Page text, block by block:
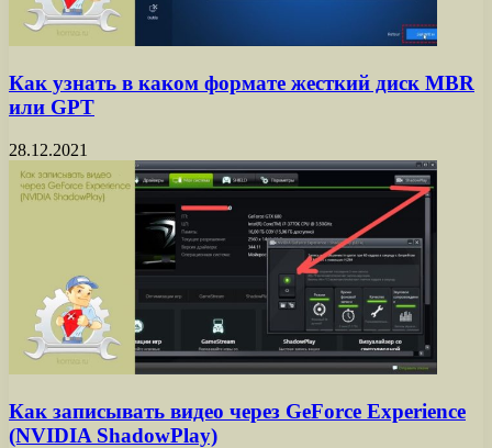
Как узнать в каком формате жесткий диск MBR
или GPT
28.12.2021
Как записывать видео через GeForce Experience
(NVIDIA ShadowPlay)